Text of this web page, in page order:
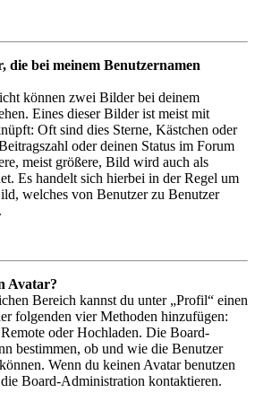
die bei meinem Benutzernamen
können zwei Bilder bei deinem
Eines dieser Bilder ist meist mit
Oft sind dies Sterne, Kästchen oder
oder deinen Status im Forum
meist größere, Bild wird auch als
Es handelt sich hierbei in der Regel um
welches von Benutzer zu Benutzer
Avatar?
Bereich kannst du unter „Profil“ einen
folgenden vier Methoden hinzufügen:
oder Hochladen. Die Board-
bestimmen, ob und wie die Benutzer
Wenn du keinen Avatar benutzen
Board-Administration kontaktieren.